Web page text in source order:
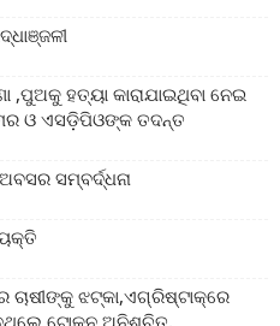
ହତ୍ୟା କାରାଯାଇଥିବା ନେଇ
ଓ ଏସଡ଼ିପିଓଙ୍କ ତଦନ୍ତ
ସମ୍ବର୍ଦ୍ଧନା
ଝଟ୍‌କା,ଏଗ୍ରିଷ୍ଟାକ୍‌ରେ